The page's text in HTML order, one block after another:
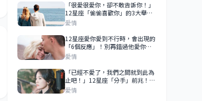
「很愛很愛你，卻不敢告訴你！」
12星座「偷偷喜歡你」的3大舉
動！巨蟹偷偷觀察你、天秤在你面
前求表現！
愛情
12星座愛你愛到不行時，會出現的
「6個反應」！別再錯過他愛你的
小細節！
愛情
「已經不愛了，我們之間就到此為
止吧！」12星座「分手」前兆！
99％是想離開你！
愛情